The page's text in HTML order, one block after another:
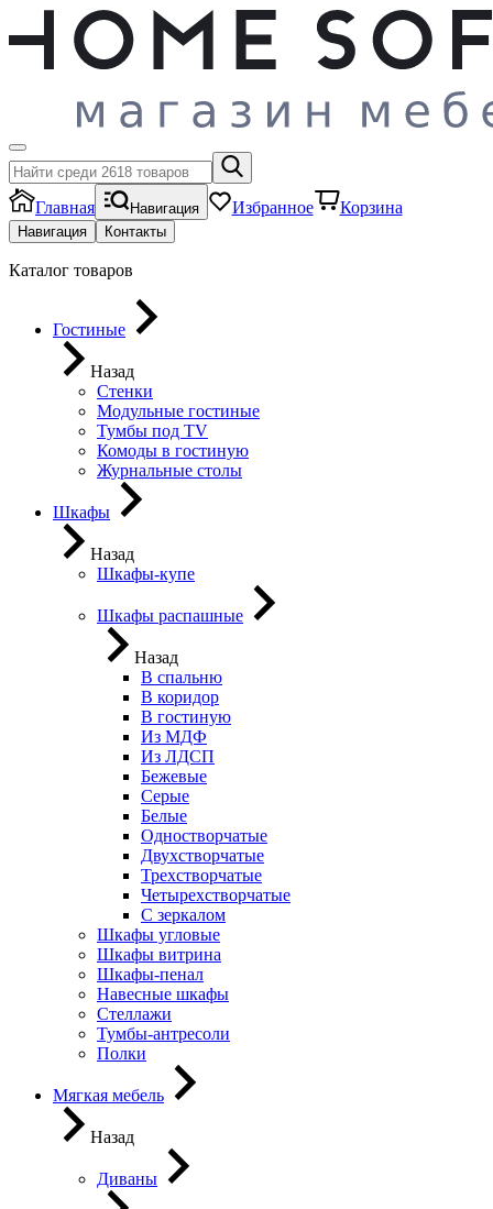
Главная Навигация Избранное Корзина
Навигация Контакты
Каталог товаров
Гостиные
Назад
Стенки
Модульные гостиные
Тумбы под ТV
Комоды в гостиную
Журнальные столы
Шкафы
Назад
Шкафы-купе
Шкафы распашные
Назад
В спальню
В коридор
В гостиную
Из МДФ
Из ЛДСП
Бежевые
Серые
Белые
Одностворчатые
Двухстворчатые
Трехстворчатые
Четырехстворчатые
С зеркалом
Шкафы угловые
Шкафы витрина
Шкафы-пенал
Навесные шкафы
Стеллажи
Тумбы-антресоли
Полки
Мягкая мебель
Назад
Диваны